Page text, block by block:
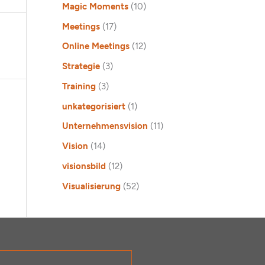
Magic Moments(10)
Meetings(17)
Online Meetings(12)
Strategie(3)
Training(3)
unkategorisiert(1)
Unternehmensvision (11)
Vision (14)
visionsbild (12)
Visualisierung(52)